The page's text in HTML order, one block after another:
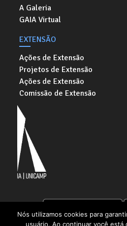
A Galeria
GAIA Virtual
EXTENSÃO
Ações de Extensão
Projetos de Extensão
Ações de Extensão
Comissão de Extensão
Nós utilizamos cookies para
usuário. Ao continuar você está